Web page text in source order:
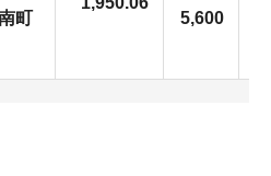
町
5,600